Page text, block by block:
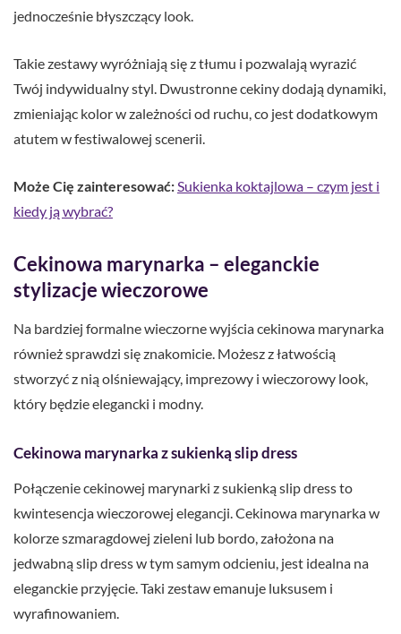
jednocześnie błyszczący look.
Takie zestawy wyróżniają się z tłumu i pozwalają wyrazić
Twój indywidualny styl. Dwustronne cekiny dodają dynamiki,
zmieniając kolor w zależności od ruchu, co jest dodatkowym
atutem w festiwalowej scenerii.
Może Cię zainteresować: Sukienka koktajlowa – czym jest i
kiedy ją wybrać?
Cekinowa marynarka – eleganckie
stylizacje wieczorowe
Na bardziej formalne wieczorne wyjścia cekinowa marynarka
również sprawdzi się znakomicie. Możesz z łatwością
stworzyć z nią olśniewający, imprezowy i wieczorowy look,
który będzie elegancki i modny.
Cekinowa marynarka z sukienką slip dress
Połączenie cekinowej marynarki z sukienką slip dress to
kwintesencja wieczorowej elegancji. Cekinowa marynarka w
kolorze szmaragdowej zieleni lub bordo, założona na
jedwabną slip dress w tym samym odcieniu, jest idealna na
eleganckie przyjęcie. Taki zestaw emanuje luksusem i
wyrafinowaniem.